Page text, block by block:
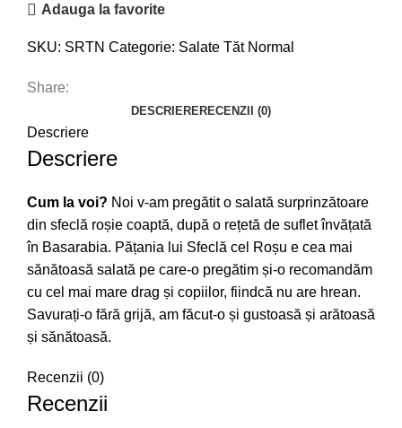
Adauga la favorite
SKU: SRTN Categorie: Salate Tăt Normal
Share:
DESCRIERE RECENZII (0)
Descriere
Descriere
Cum la voi? Noi v-am pregătit o salată surprinzătoare
din sfeclă roșie coaptă, după o rețetă de suflet învățată
în Basarabia. Pățania lui Sfeclă cel Roșu e cea mai
sănătoasă salată pe care-o pregătim și-o recomandăm
cu cel mai mare drag și copiilor, fiindcă nu are hrean.
Savurați-o fără grijă, am făcut-o și gustoasă și arătoasă
și sănătoasă.
Recenzii (0)
Recenzii